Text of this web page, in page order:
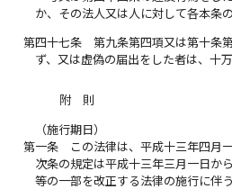
か、その法人又は人に対して各本条
第四十七条
第九条第四項又は第十条
ず、又は虚偽の届出をした者は、十
附 則
（施行期日）
第一条
この法律は、平成十三年四月
次条の規定は平成十三年三月一日か
等の一部を改正する法律の施行に伴